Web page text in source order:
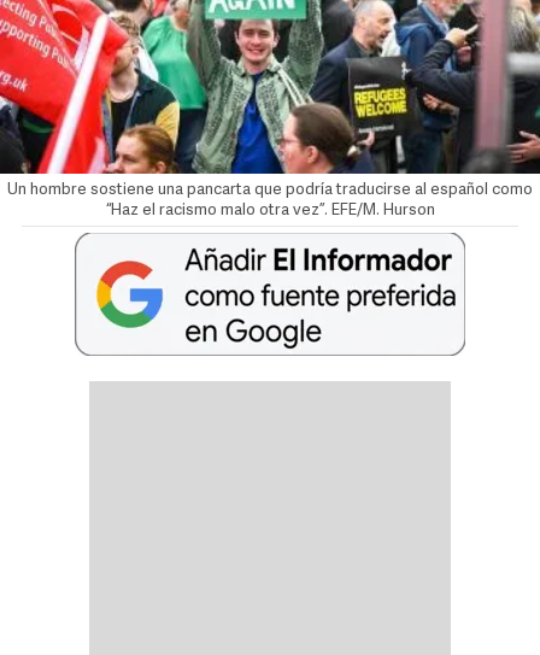
Un hombre sostiene una pancarta que podría traducirse al español como
“Haz el racismo malo otra vez”. EFE/M. Hurson